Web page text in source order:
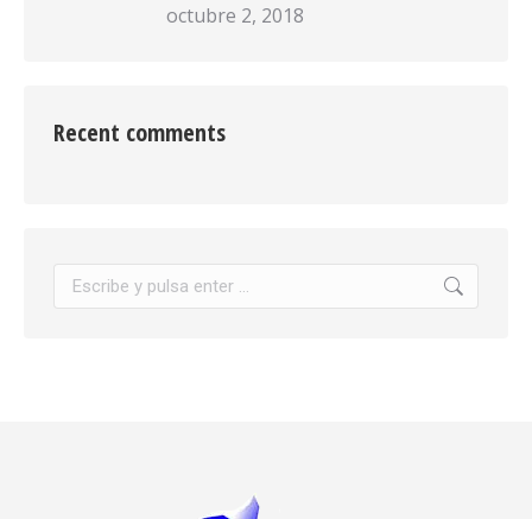
octubre 2, 2018
Recent comments
Buscar: